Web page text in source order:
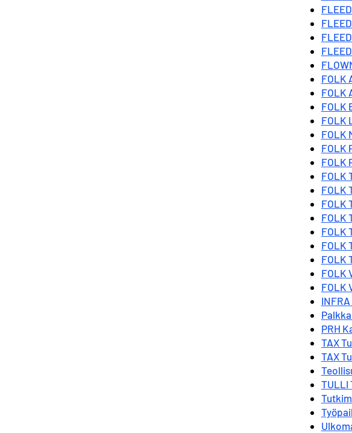
FOLK
FOLK
FOLK
FOLK
FOLK
FOLK
FOLK
FOLK
FOLK
FOLK
FOLK
FOLK
FOLK
FOLK
FOLK
FOLK
PRH
TAX
TAX
TULLI